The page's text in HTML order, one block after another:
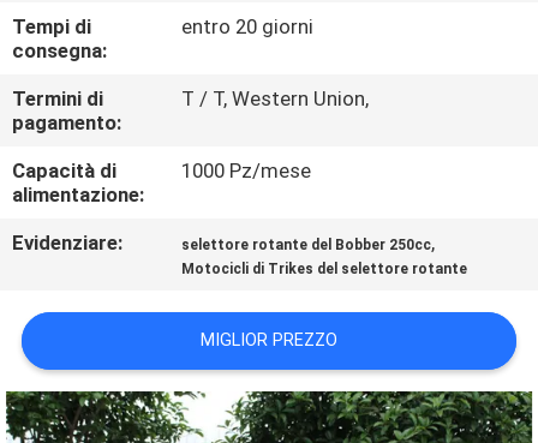
RICHIEDA
UNA
CITAZIONE
MAPPA
SITO
POLITICA
SULLA
PRIVACY
Tempi di
consegna:
entro 20 giorni
Termini di
pagamento:
T / T, Western Union,
Capacità di
alimentazione:
1000 Pz/mese
Evidenziare: selettore rotante del Bobber 250cc,
Motocicli di Trikes del selettore rotante
MIGLIOR PREZZO